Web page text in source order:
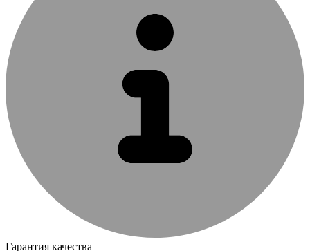
Гарантия качества